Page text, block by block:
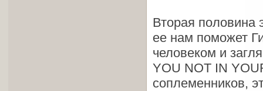
Вторая половина
ее нам поможет
человеком и
YOU NOT IN
соплеменников,